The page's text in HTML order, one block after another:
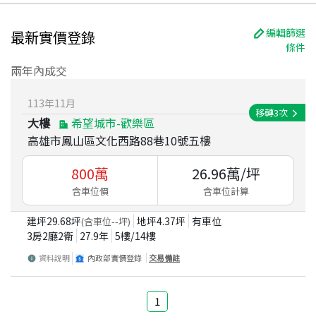
最新實價登錄
編輯篩選
條件
兩年內成交
113年11 月
大樓
希望城市-歡樂區
高雄市鳳山區文化西路88巷10號五樓
移轉3次
800萬
含車位價
26.96萬/坪
含車位計算
建坪29.68坪(含車位--坪) 地坪4.37坪 有車位
3房2廳2衛 27.9年 5樓/14樓
資料說明 內政部實價登錄 交易備註
1